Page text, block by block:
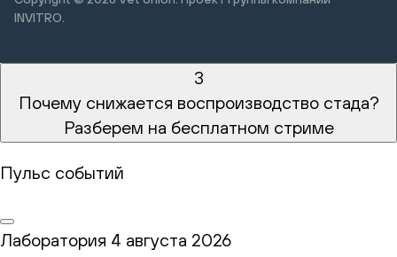
INVITRO.
3
Почему снижается воспроизводство стада?
Разберем на бесплатном стриме
Пульс событий
Лаборатория 4 августа 2026